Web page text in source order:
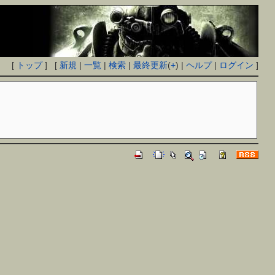
[ トップ] [ 新規 |一覧 |検索 |最終更新(+) |ヘルプ| ログイン ]